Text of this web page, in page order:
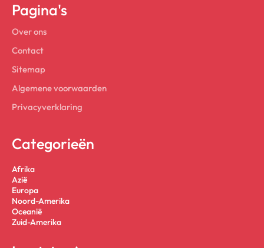
Pagina's
Over ons
Contact
Sitemap
Algemene voorwaarden
Privacyverklaring
Categorieën
Afrika
Azië
Europa
Noord-Amerika
Oceanië
Zuid-Amerika